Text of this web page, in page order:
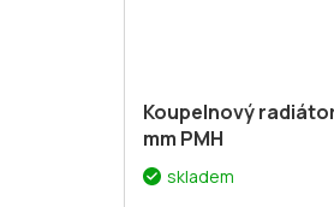
Koupelnový
mm PMH
skladem